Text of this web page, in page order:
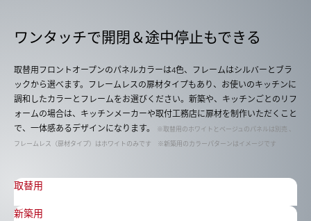
ワンタッチで開閉＆途中停⽌もできる
取替用フロントオープンのパネルカラーは4色、フレームはシルバーとブラ
ックから選べます。フレームレスの扉材タイプもあり、お使いのキッチンに
調和したカラーとフレームをお選びください。新築や、キッチンごとのリフ
ォームの場合は、キッチンメーカーや取付工務店に扉材を制作いただくこと
で、一体感あるデザインになります。
※取替用のホワイトとベージュのパネルは別売 、
フレームレス（扉材タイプ）はホワイトのみです ※新築用のカラーパターンはイメージです
取替用
新築用